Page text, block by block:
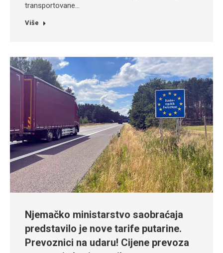
transportovane…
Više
Njemačko ministarstvo saobraćaja
predstavilo je nove tarife putarine.
Prevoznici na udaru! Cijene prevoza